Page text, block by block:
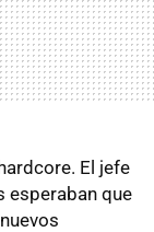
El jefe
esperaban que